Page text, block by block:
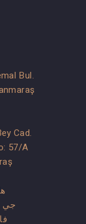
Bul.
Cad.
57/A
جي